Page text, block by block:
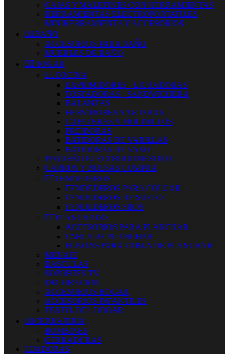
CAJAS Y MALETINES CON HERRAMIENTAS
HERRAMIENTAS ELECTROPORTATILES
MINIHERRAMIENTA Y ACCESORIOS
 BAÑO
ACCESORIOS PARA BAÑO
MUEBLES DE BAÑO
 HOGAR
 COCINA
EXPRIMIDORES - LICUADORAS
TOSTADORAS - SANDWICHERA
BALANZAS
HERVIDORES Y TETERAS
CAFETERAS Y MOLINILLOS
FREIDORAS
BATIDORAS DE VARILLAS
BATIDORAS DE VASO
PEQUEÑO ELECTRODOMESTICO
CARROS Y BOLSAS COMPRA
 TENDEDEROS
TENDEDEROS PARA COLGAR
TENDEDEROS DE SUELO
TENDEDEROS FIJOS
 PLANCHADO
ACCESORIOS PARA PLANCHAR
TABLA DE PLANCHAR
FUNDAS PARA TABLA DE PLANCHAR
MENAJE
BASCULAS
SOPORTES TV
DECORACION
ACCESORIOS HOGAR
ACCESORIOS INFANTILES
TEXTIL DEL HOGAR
 CERRAJERIA
BOMBINES
CERRADURAS
LIJADORAS